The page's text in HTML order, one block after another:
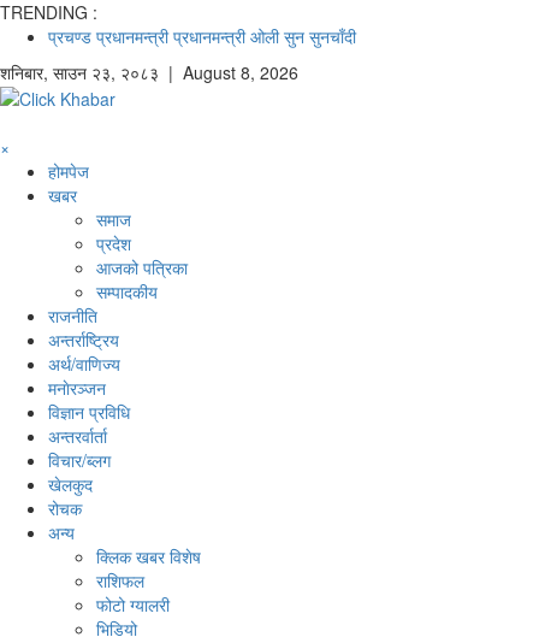
TRENDING :
प्रचण्ड प्रधानमन्त्री प्रधानमन्त्री ओली सुन सुनचाँदी
शनिबार, साउन २३, २०८३ | August 8, 2026
×
होमपेज
खबर
समाज
प्रदेश
आजको पत्रिका
सम्पादकीय
राजनीति
अन्तर्राष्ट्रिय
अर्थ/वाणिज्य
मनाेरञ्जन
विज्ञान प्रविधि
अन्तरर्वार्ता
विचार/ब्लग
खेलकुद
रोचक
अन्य
क्लिक खबर विशेष
राशिफल
फोटो ग्यालरी
भिडियो